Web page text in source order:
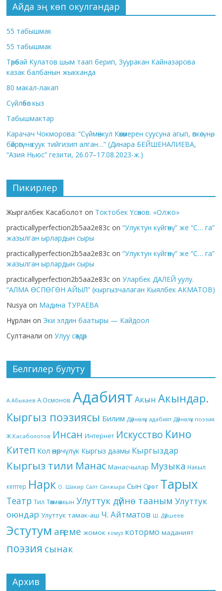
Айда эң көп окулгандар
55 табышмак
55 табышмак
Төрөбай Кулатов шым таап берип, Зууракан Кайназарова
казак балбанын жыкканда
80 макал-лакап
Сүйлөбөс кыз
Табышмактар
Карачач Чокморова: “Сүймөнкул Көкөмерен суусуна агып, өпкөсүнө,
бөйрөгүнө суук тийгизип алган…” (Динара БЕЙШЕНАЛИЕВА,
“Азия Ньюс” гезити, 26.07–17.08.2023-ж.)
Пикирлер
Жыргалбек Касаболот on Токтобек Үсөнов. «Олжо»
practicallyperfection2b5aa2e83c on“Улуктун күйгөнү” же “С… га”
жазылган ырлардын сыры
practicallyperfection2b5aa2e83c on“Улуктун күйгөнү” же “С… га”
жазылган ырлардын сыры
practicallyperfection2b5aa2e83c onУларбек ДАЛЕЙ уулу.
“АЛМА ӨСПӨГӨН АЙЫЛ” (кыргызчалаган Кыялбек АКМАТОВ)
Nusya on Мадина ТУРАЕВА
Нұрлан on Эки элдин баатыры — Кайдоол
Султанали onУлуу сөздөр
Белгилер булуту
А.Абыкаев А.Осмонов Адабият Акын Акындар.
Кыргыз поэзиясы Билим Дүйнөлүк адабият Дүйнөлүк поэзия
Ж.Касаболотов Инсан Интернет Искусство Кино
Китеп Кол өнөрчүлүк Кыргыз даамы Кыргыздар
Кыргыз тили Манас Манасчылар Музыка Накыл
кептер Нарк О. Шакир Салт Санжыра Сын Сүрөт Тарых
Театр Тил Төкмө акын Улуттук дүйнө тааным Улуттук
оюндар Улуттук тамак-аш Ч. Айтматов Ш. Дүйшеев
Эстутум аңгеме жомок комуз котормо маданият
поэзия сынак
Архив